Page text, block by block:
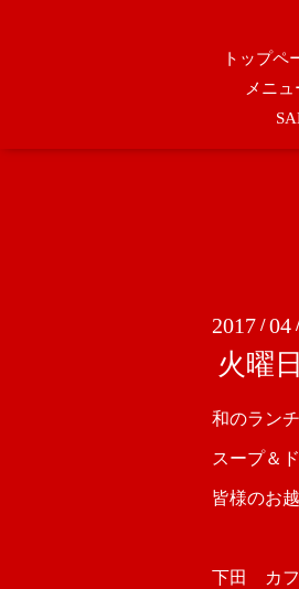
トップペ
メニュ
2017 /04
火曜
和のラン
スープ＆
皆様のお
下田 カ